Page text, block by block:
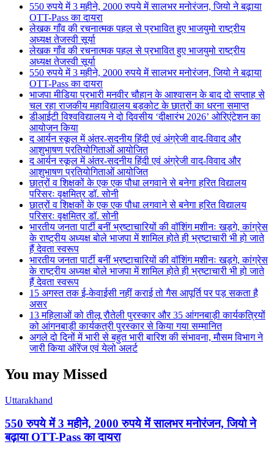
550 रुपये में 3 महीने, 2000 रुपये में सालभर मनोरंजन, जियो ने बढ़ाया
OTT-Pass का दायरा
लेखक गाँव की रचनात्मक पहल से प्रभावित हुए भाजयुमो राष्ट्रीय
अध्यक्ष तेजस्वी सूर्या
लेखक गाँव की रचनात्मक पहल से प्रभावित हुए भाजयुमो राष्ट्रीय
अध्यक्ष तेजस्वी सूर्या
550 रुपये में 3 महीने, 2000 रुपये में सालभर मनोरंजन, जियो ने बढ़ाया
OTT-Pass का दायरा
भाजपा मीडिया प्रभारी मनवीर चौहान के आश्वासन के बाद दो सप्ताह से
चल रहा राजकीय महाविद्यालय बड़कोट के छात्रों का धरना समाप्त
डीआईटी विश्वविद्यालय ने दो दिवसीय ‘दीक्षारंभ 2026’ ओरिएंटेशन का
आयोजन किया
द आर्यन स्कूल में अंतर-सदनीय हिंदी एवं अंग्रेजी वाद-विवाद और
आशुभाषण प्रतियोगिताओं आयोजित
द आर्यन स्कूल में अंतर-सदनीय हिंदी एवं अंग्रेजी वाद-विवाद और
आशुभाषण प्रतियोगिताओं आयोजित
छात्रों व शिक्षकों के एक एक पौधा लगवाने से बनेगा हरित विद्यालय
परिसरः वृक्षमित्र डॉ. सोनी
छात्रों व शिक्षकों के एक एक पौधा लगवाने से बनेगा हरित विद्यालय
परिसरः वृक्षमित्र डॉ. सोनी
भारतीय जनता पार्टी बनीं भ्रष्टाचारियों की वॉशिंग मशीनः खड़गे, कांग्रेस
के राष्ट्रीय अध्यक्ष बोले भाजपा में शामिल होते ही भ्रष्टाचारी भी हो जाते
हैं देवता स्वरूप
भारतीय जनता पार्टी बनीं भ्रष्टाचारियों की वॉशिंग मशीनः खड़गे, कांग्रेस
के राष्ट्रीय अध्यक्ष बोले भाजपा में शामिल होते ही भ्रष्टाचारी भी हो जाते
हैं देवता स्वरूप
15 अगस्त तक ई-केवाईसी नहीं कराई तो गैस आपूर्ति पर पड़ सकता है
असर
13 महिलाओं को तीलू रौतेली पुरस्कार और 35 आंगनबाड़ी कार्यकत्रियों
को आंगनबाड़ी कार्यकत्री पुरस्कार से किया गया सम्मानित
अगले दो दिनों में भारी से बहुत भारी बारिश की संभावना, मौसम विभाग ने
जारी किया ऑरेंज एवं येलो अलर्ट
You may Missed
Uttarakhand
550 रुपये में 3 महीने, 2000 रुपये में सालभर मनोरंजन, जियो ने
बढ़ाया OTT-Pass का दायरा